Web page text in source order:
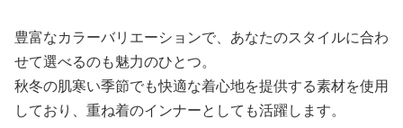
豊富なカラーバリエーションで、あなたのスタイルに合わ
せて選べるのも魅力のひとつ。
秋冬の肌寒い季節でも快適な着心地を提供する素材を使用
しており、重ね着のインナーとしても活躍します。